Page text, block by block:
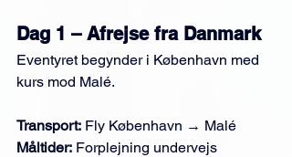
Dag 1 – Afrejse fra Danmark
Eventyret begynder i København med
kurs mod Malé.
Transport: Fly København → Malé
Måltider: Forplejning undervejs